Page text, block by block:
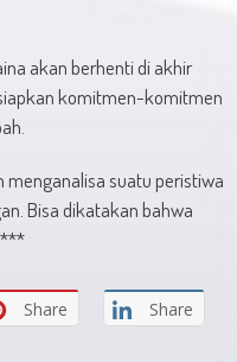
akan berhenti di akhir
komitmen-komitmen
menganalisa suatu peristiwa
Bisa dikatakan bahwa
Share Share